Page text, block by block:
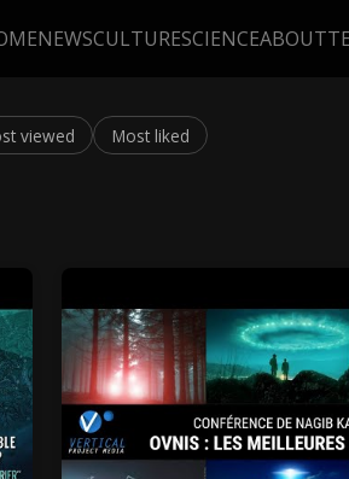
NEWSCULTURESCIENCEABOUT
viewed Most liked